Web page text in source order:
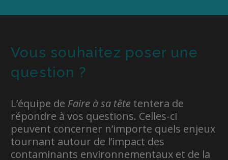
Vous souhaitez poser une
question ?
L’équipe de Faire à sa tête tentera de
répondre à vos questions. Celles-ci
peuvent concerner n’importe quels enjeux
tournant autour de l’impact des
contaminants environnementaux et de la